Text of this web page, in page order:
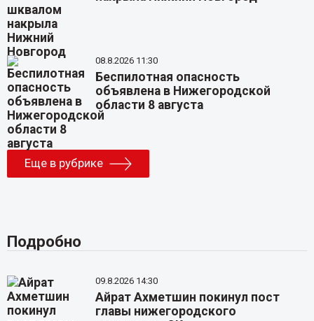
08.8.2026 11:30
Беспилотная опасность
объявлена в Нижегородской
области 8 августа
Еще в рубрике
Подробно
09.8.2026 14:30
Айрат Ахметшин покинул пост
главы нижегородского